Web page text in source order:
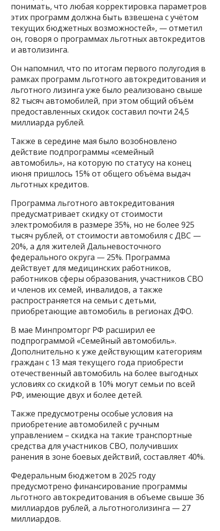
понимать, что любая корректировка параметров
этих программ должна быть взвешена с учётом
текущих бюджетных возможностей», — отметил
он, говоря о программах льготных автокредитов
и автолизинга.
Он напомнил, что по итогам первого полугодия в
рамках программ льготного автокредитования и
льготного лизинга уже было реализовано свыше
82 тысяч автомобилей, при этом общий объём
предоставленных скидок составил почти 24,5
миллиарда рублей.
Также в середине мая было возобновлено
действие подпрограммы «семейный
автомобиль», на которую по статусу на конец
июня пришлось 15% от общего объёма выдач
льготных кредитов.
Программа льготного автокредитования
предусматривает скидку от стоимости
электромобиля в размере 35%, но не более 925
тысяч рублей, от стоимости автомобиля с ДВС —
20%, а для жителей Дальневосточного
федерального округа — 25%. Программа
действует для медицинских работников,
работников сферы образования, участников СВО
и членов их семей, инвалидов, а также
распространяется на семьи с детьми,
приобретающие автомобиль в регионах ДФО.
В мае Минпромторг РФ расширил ее
подпрограммой «Семейный автомобиль».
Дополнительно к уже действующим категориям
граждан с 13 мая текущего года приобрести
отечественный автомобиль на более выгодных
условиях со скидкой в 10% могут семьи по всей
РФ, имеющие двух и более детей.
Также предусмотрены особые условия на
приобретение автомобилей с ручным
управлением – скидка на такие транспортные
средства для участников СВО, получивших
ранения в зоне боевых действий, составляет 40%.
Федеральным бюджетом в 2025 году
предусмотрено финансирование программы
льготного автокредитования в объеме свыше 36
миллиардов рублей, а льготноголизинга — 27
миллиардов.